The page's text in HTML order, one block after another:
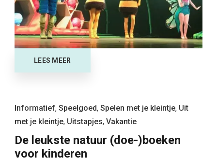
LEES MEER
Informatief, Speelgoed, Spelen met je kleintje, Uit
met je kleintje, Uitstapjes, Vakantie
De leukste natuur (doe-)boeken
voor kinderen